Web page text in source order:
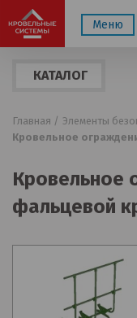
Меню
КАТАЛОГ
Главная / Элементы
Кровельное
Кровельное
фальцевой